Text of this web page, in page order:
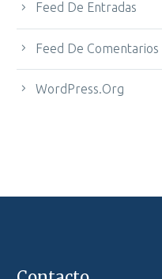
Feed De Entradas
Feed De Comentarios
WordPress.org